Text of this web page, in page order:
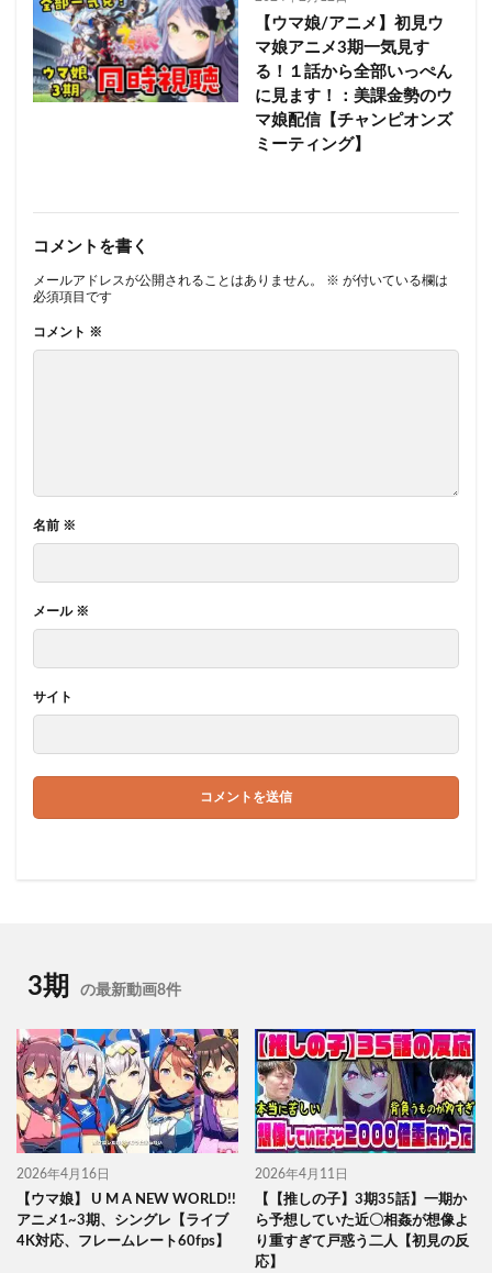
【ウマ娘/アニメ】初見ウ
マ娘アニメ3期一気見す
る！１話から全部いっぺん
に見ます！：美課金勢のウ
マ娘配信【チャンピオンズ
ミーティング】
コメントを書く
メールアドレスが公開されることはありません。 ※ が付いている欄は
必須項目です
コメント ※
名前 ※
メール ※
サイト
3期 の最新動画8件
2026年4月16日
【ウマ娘】 U M A NEW WORLD!!
アニメ1~3期、シングレ【ライブ
4K対応、フレームレート60fps】
2026年4月11日
【【推しの子】3期35話】一期か
ら予想していた近〇相姦が想像よ
り重すぎて戸惑う二人【初見の反
応】